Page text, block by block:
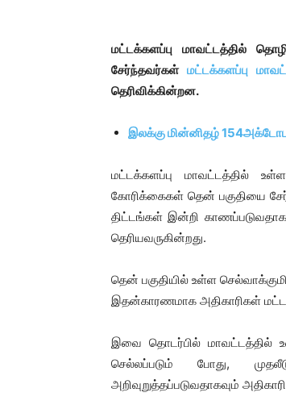
மட்டக்களப்பு மாவட்டத்தில்
சேர்ந்தவர்கள்மட்டக்களப்பு
தெரிவிக்கின்றன.
இலக்கு மின்னிதழ்
மட்டக்களப்பு மாவட்டத்தில்
கோரிக்கைகள் தென் பகுதியை
திட்டங்கள் இன்றி
தெரியவருகின்றது.
தென் பகுதியில் உள்ள
இதன்காரணமாக அதிகாரிகள்
இவை தொடர்பில் மாவட்டத்தில்
செல்லப்படும் போது,
அறிவுறுத்தப்படுவதாகவும்